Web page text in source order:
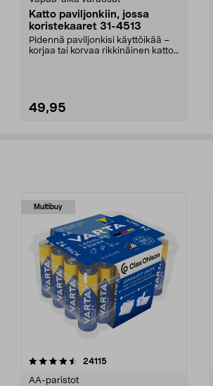
Katto paviljonkiin, jossa
koristekaaret 31-4513
Pidennä paviljonkisi käyttöikää –
korjaa tai korvaa rikkinäinen katto.
49,95
Multibuy
24115arvostelut
AA-paristot
4.5viidestä